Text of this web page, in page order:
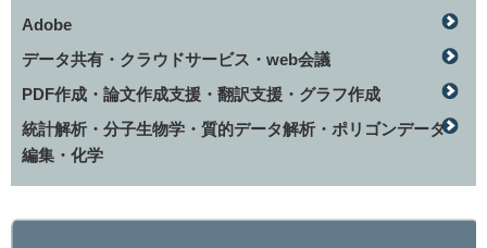
Adobe
データ共有・クラウドサービス・web会議
PDF作成・論文作成支援・翻訳支援・グラフ作成
統計解析・分子生物学・質的データ解析・ポリゴンデータ
編集・化学